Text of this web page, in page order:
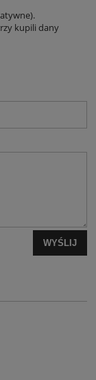
kupili dany
WYŚLIJ